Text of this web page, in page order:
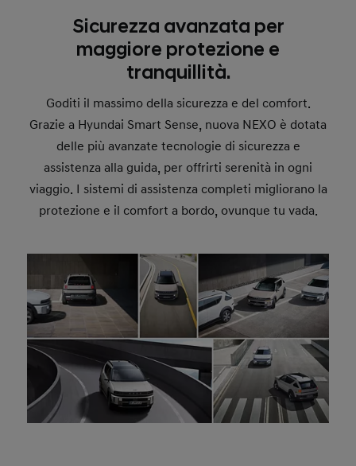
Sicurezza avanzata per
maggiore protezione e
tranquillità.
Goditi il massimo della sicurezza e del comfort.
Grazie a Hyundai Smart Sense, nuova NEXO è dotata
delle più avanzate tecnologie di sicurezza e
assistenza alla guida, per offrirti serenità in ogni
viaggio. I sistemi di assistenza completi migliorano la
protezione e il comfort a bordo, ovunque tu vada.